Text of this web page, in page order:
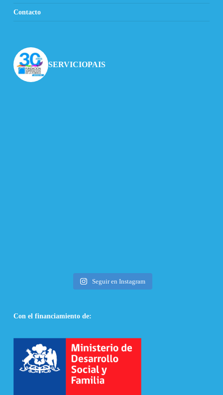
Contacto
SERVICIOPAIS
Seguir en Instagram
Con el financiamiento de: